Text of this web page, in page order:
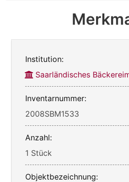
Institution:
Saarländisches
Inventarnummer:
2008SBM1533
Anzahl:
1 Stück
Objektbezeichnung: